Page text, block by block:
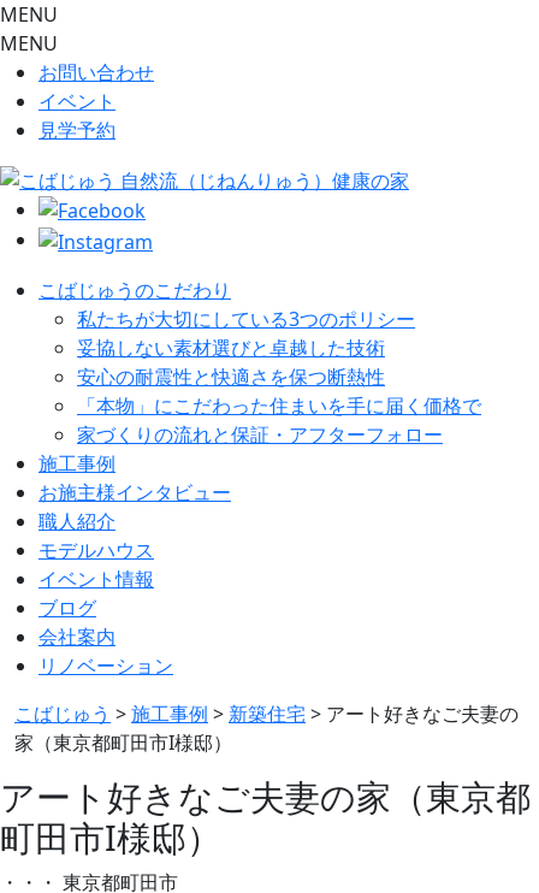
MENU
MENU
お問い合わせ
イベント
見学予約
こばじゅうのこだわり
私たちが大切にしている3つのポリシー
妥協しない素材選びと卓越した技術
安心の耐震性と快適さを保つ断熱性
「本物」にこだわった住まいを手に届く価格で
家づくりの流れと保証・アフターフォロー
施工事例
お施主様インタビュー
職人紹介
モデルハウス
イベント情報
ブログ
会社案内
リノベーション
こばじゅう >施工事例 > 新築住宅 > アート好きなご夫妻の
家（東京都町田市I様邸）
アート好きなご夫妻の家（東京都
町田市I様邸）
・ ・ ・ 東京都町田市